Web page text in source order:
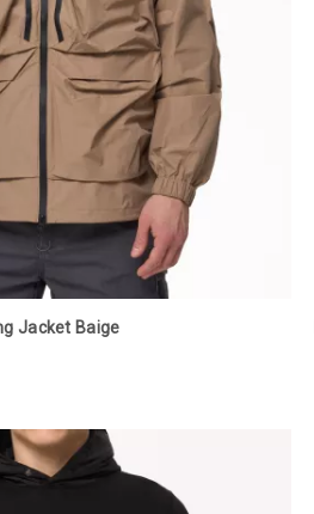
Jacket Baige